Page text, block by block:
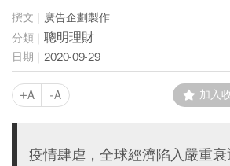
廣告企劃製作
聰明理財
2020-09-29
+A -A 加入
疫情肆虐，全球經濟陷入嚴重